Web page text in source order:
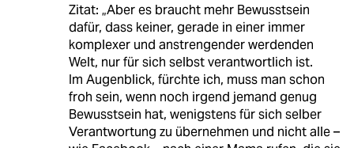
Zitat: „Aber es braucht mehr Bewusstsein
dafür, dass keiner, gerade in einer immer
komplexer und anstrengender werdenden
Welt, nur für sich selbst verantwortlich ist.
Im Augenblick, fürchte ich, muss man schon
froh sein, wenn noch irgend jemand genug
Bewusstsein hat, wenigstens für sich selber
Verantwortung zu übernehmen und nicht alle –